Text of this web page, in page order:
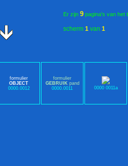
Er zijn 9 pagina's van het
formulier
OBJECT
0000.0012
formulier
GEBRUIK pand
0000.0011
0000 0011a
scherm 1 van 1